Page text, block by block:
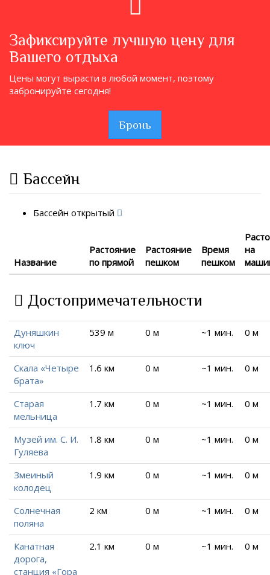
Зафиксируйте лучшую цену для
Вашего отдыха
Цены могут вырасти в любой момент, поэтому
забронируйте сегодня!
Бронь
Бассейн
Бассейн открытый
Название
Растояние
по прямой
Растояние
пешком
Время
пешком
на
Достопримечательности
Дуняшкин
ключ
539 м 0 м ~1 мин. 0 м
Скала «Четыре
брата»
1.6 км 0 м ~1 мин. 0 м
Старая
мельница
1.7 км 0 м ~1 мин. 0 м
Музей им. С. И.
Гуляева
1.8 км 0 м ~1 мин. 0 м
Змеиный
колодец
1.9 км 0 м ~1 мин. 0 м
Солнечная
поляна
2 км 0 м ~1 мин. 0 м
Канатная
дорога,
станция «Гора
2.1 км 0 м ~1 мин. 0 м